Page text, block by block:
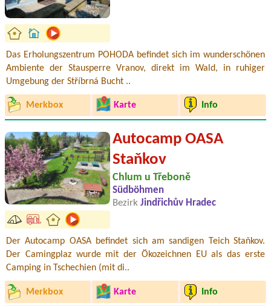
Das Erholungszentrum POHODA befindet sich im wunderschönen
Ambiente der Stausperre Vranov, direkt im Wald, in ruhiger
Umgebung der Stříbrná Bucht ..
Merkbox Karte Info
Autocamp OASA
Staňkov
Chlum u Třeboně
Südböhmen
Bezirk Jindřichův Hradec
Der Autocamp OASA befindet sich am sandigen Teich Staňkov.
Der Camingplaz wurde mit der Ökozeichnen EU als das erste
Camping in Tschechien (mit di..
Merkbox Karte Info